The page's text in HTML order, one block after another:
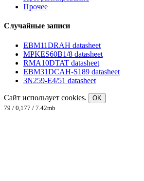
Прочее
Случайные записи
EBM11DRAH datasheet
MPKES60B1/8 datasheet
RMA10DTAT datasheet
EBM31DCAH-S189 datasheet
3N259-E4/51 datasheet
Сайт использует cookies.
OK
79 / 0,177 / 7.42mb